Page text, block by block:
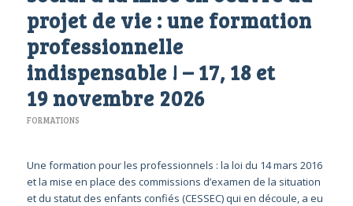
projet de vie : une formation
professionnelle
indispensable ! – 17, 18 et
19 novembre 2026
FORMATIONS
Une formation pour les professionnels : la loi du 14 mars 2016
et la mise en place des commissions d’examen de la situation
et du statut des enfants confiés (CESSEC) qui en découle, a eu